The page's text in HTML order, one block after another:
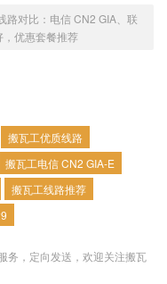
路对比：电信 CN2 GIA、联
优惠套餐推荐
搬瓦工优质线路
搬瓦工电信 CN2 GIA-E
搬瓦工线路推荐
务，定向发送，欢迎关注搬瓦